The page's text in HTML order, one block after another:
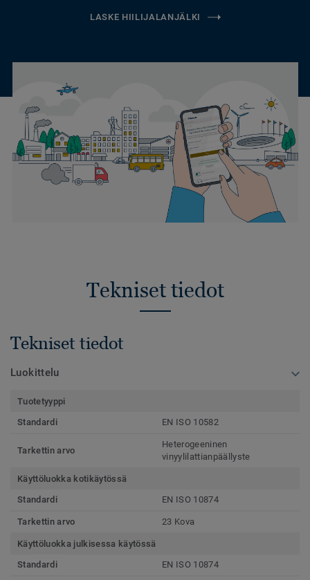
LASKE HIILIJALANJÄLKI
Tekniset tiedot
Tekniset tiedot
Luokittelu
Tuotetyyppi
Standardi
EN ISO 10582
Tarkettin arvo
Heterogeeninen
vinyylilattianpäällyste
Käyttöluokka kotikäytössä
Standardi
EN ISO 10874
Tarkettin arvo 23 Kova
Käyttöluokka julkisessa käytössä
Standardi
EN ISO 10874